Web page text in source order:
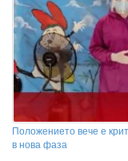
Положението вече е
в нова фаза